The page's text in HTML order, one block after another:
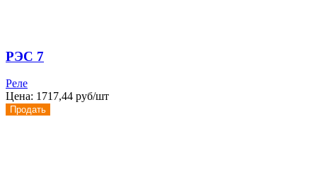
РЭС 7
Реле
Цена: 1717,44 руб/шт
Продать